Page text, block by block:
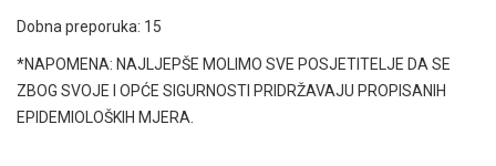
Dobna preporuka: 15
*NAPOMENA: NAJLJEPŠE MOLIMO SVE POSJETITELJE DA SE
ZBOG SVOJE I OPĆE SIGURNOSTI PRIDRŽAVAJU PROPISANIH
EPIDEMIOLOŠKIH MJERA.